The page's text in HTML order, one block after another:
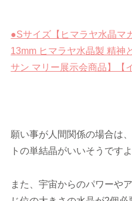
●Sサイズ【ヒマラヤ水晶マ
13mm ヒマラヤ水晶製 精神
サン マリー展示会商品】【
願い事が人間関係の場合は
トの単結晶がいいそうですよ
また、宇宙からのパワーや